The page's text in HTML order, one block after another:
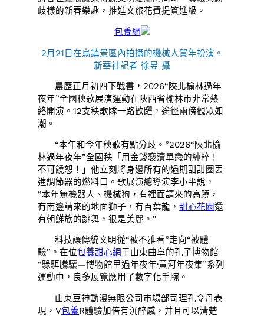
歧樣的新春樂趣，推進文旅花費提質進級。
包養網
2月21日在烏鎮景區內拍攝的機械人賀年扮演。
新華社記者 徐昱 攝
農歷正月初四下戰書，2026“陜北榆林過年
夜年”全國秧歌展演運動在陜西省榆林市非常熱
絡開演。12支秧歌隊一路歡躍，途徑兩傍觀眾如
潮。
“本年和今年秧歌有點分歧。”2026“陜北榆
林過年夜年”全國秧「用金錢褻瀆單戀的純粹！
不可饒恕！」他立刻將身邊所有的過期甜甜圈丟
進調節器的燃料口。歌展演總導演李小平說，
“本年無機器人、機械狗，有裡面請來的高蹺，
有南邊請來的地面獅子，有百葉龍，甜心花園還
有朝鮮族的跳舞，很是美麗。”
科技讓傳統文明從“被不雅看”走向“被體
驗”。在位包養甜心網于山東曲阜的孔子博物館
“騄駬騰驤—博物館里過年夜年·黃河年夜集”系列
運動中，良多展覽應用了數字化手腕。
山東豆神動漫無限公司市場部司理孔令丹表
現，V包養R體驗加倍有沉醉感，并且可以清楚